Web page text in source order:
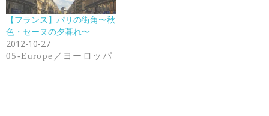
【フランス】パリの街角〜秋
色・セーヌの夕暮れ〜
2012-10-27
05-Europe／ヨーロッパ